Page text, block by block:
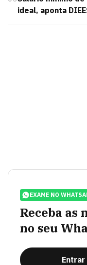
ideal, aponta
EXAME NO
Receba as
no seu
Entrar